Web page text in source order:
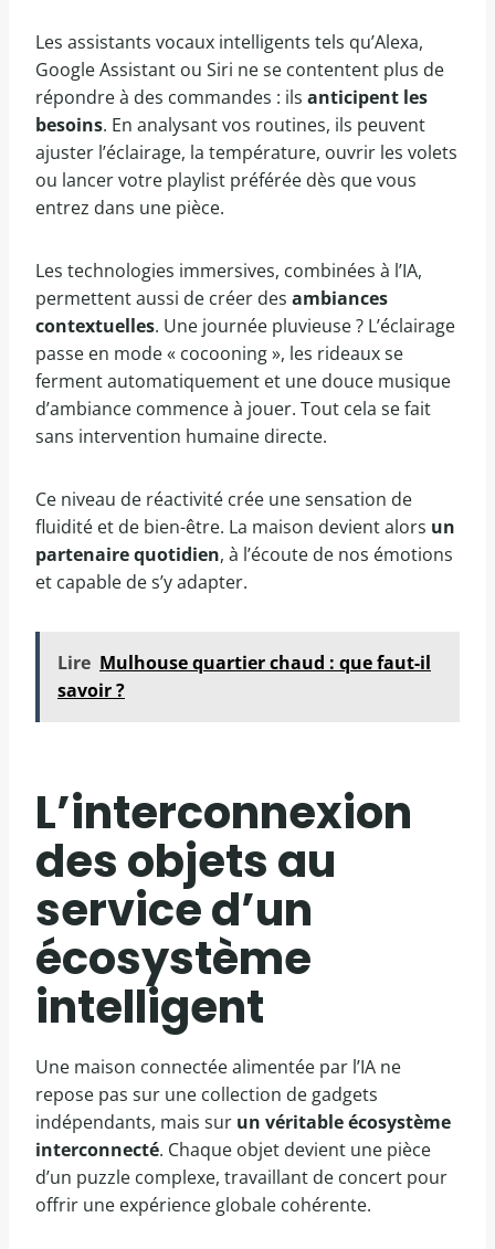
Les assistants vocaux intelligents tels qu’Alexa,
Google Assistant ou Siri ne se contentent plus de
répondre à des commandes : ils anticipent les
besoins. En analysant vos routines, ils peuvent
ajuster l’éclairage, la température, ouvrir les volets
ou lancer votre playlist préférée dès que vous
entrez dans une pièce.
Les technologies immersives, combinées à l’IA,
permettent aussi de créer des ambiances
contextuelles. Une journée pluvieuse ? L’éclairage
passe en mode « cocooning », les rideaux se
ferment automatiquement et une douce musique
d’ambiance commence à jouer. Tout cela se fait
sans intervention humaine directe.
Ce niveau de réactivité crée une sensation de
fluidité et de bien-être. La maison devient alors un
partenaire quotidien, à l’écoute de nos émotions
et capable de s’y adapter.
Lire Mulhouse quartier chaud : que faut-il
savoir ?
L’interconnexion
des objets au
service d’un
écosystème
intelligent
Une maison connectée alimentée par l’IA ne
repose pas sur une collection de gadgets
indépendants, mais sur un véritable écosystème
interconnecté. Chaque objet devient une pièce
d’un puzzle complexe, travaillant de concert pour
offrir une expérience globale cohérente.